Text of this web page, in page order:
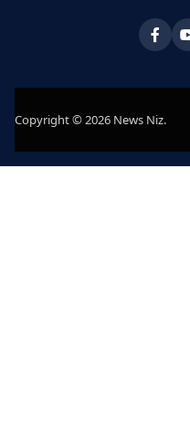
Copyright © 2026 News Niz.